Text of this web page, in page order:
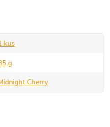
kus
g
Cherry